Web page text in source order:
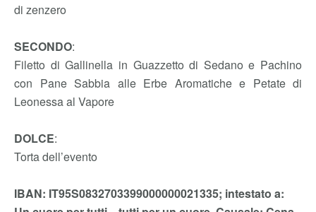
di zenzero
SECONDO:
Filetto di Gallinella in Guazzetto di Sedano e Pachino
con Pane Sabbia alle Erbe Aromatiche e Petate di
Leonessa al Vapore
DOLCE:
Torta dell’evento
IBAN: IT95S0832703399000000021335; intestato a: